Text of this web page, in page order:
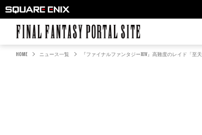
HOME ニュース一覧 『ファイナルファンタジーXIV』高難度のレイド「